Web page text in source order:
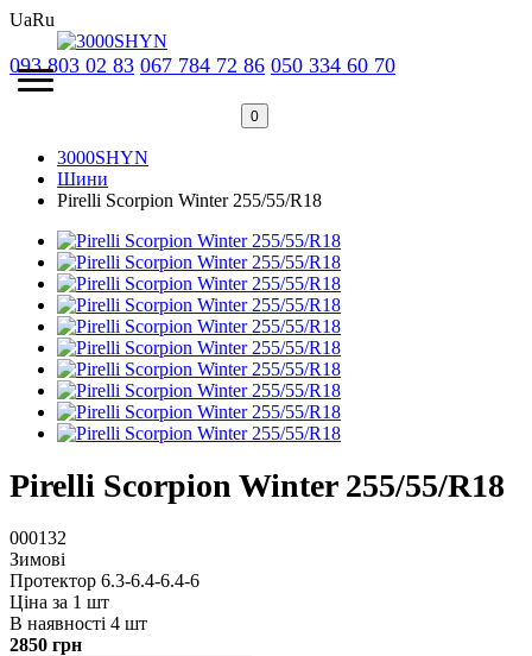
UaRu
093 803 02 83 067 784 72 86 050 334 60 70
0
3000SHYN
Шини
Pirelli Scorpion Winter 255/55/R18
Pirelli Scorpion Winter 255/55/R18
000132
Зимові
Протектор 6.3-6.4-6.4-6
Ціна за 1 шт
В наявності 4 шт
2850 грн